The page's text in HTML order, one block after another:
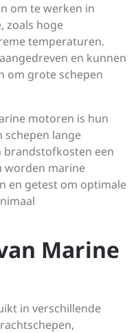
om te werken in
zoals hoge
temperaturen.
en kunnen
om grote schepen
motoren is hun
schepen lange
brandstofkosten een
worden marine
en getest om optimale
Marine
in verschillende